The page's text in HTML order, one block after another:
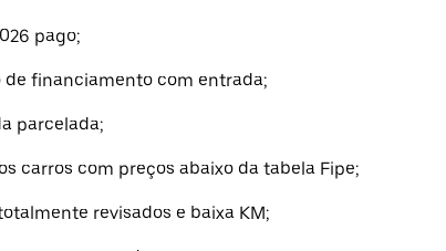
pago;
de financiamento com entrada;
parcelada;
carros com preços abaixo da tabela Fipe;
revisados e baixa KM;